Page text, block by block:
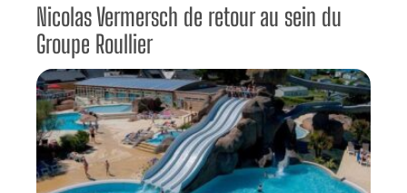
Nicolas Vermersch de retour au sein du
Groupe Roullier